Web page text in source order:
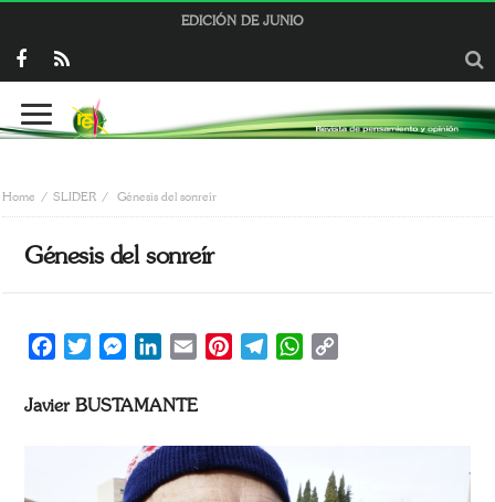
EDICIÓN DE JUNIO
Home SLIDER Génesis del sonreír
Génesis del sonreír
FacebookTwitterMessengerLinkedIn
Email PinterestTelegramWhatsApp
Javier BUSTAMANTE